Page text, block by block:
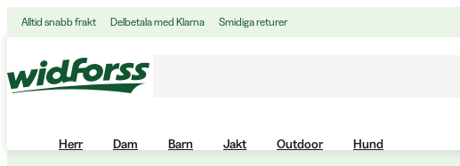
Alltid snabb frakt Delbetala med Klarna Smidiga returer
Herr Dam Barn Jakt Outdoor Hund